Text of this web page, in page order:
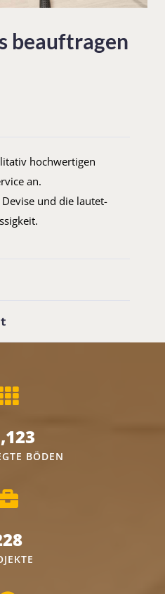
beauftragen
hochwertigen
an.
und die lautet-
BÖDEN